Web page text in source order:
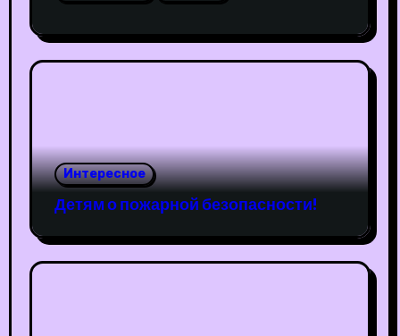
Интересное
Детям о пожарной безопасности!